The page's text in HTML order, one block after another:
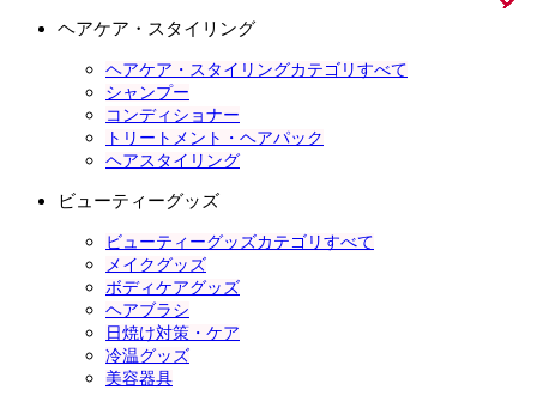
ヘアケア・スタイリング
ヘアケア・スタイリングカテゴリすべて
シャンプー
コンディショナー
トリートメント・ヘアパック
ヘアスタイリング
ビューティーグッズ
ビューティーグッズカテゴリすべて
メイクグッズ
ボディケアグッズ
ヘアブラシ
日焼け対策・ケア
冷温グッズ
美容器具